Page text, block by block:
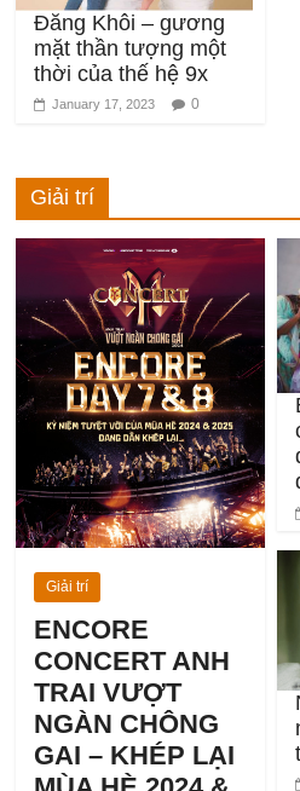
thời của thế hệ 9x
January 17, 2023 0
Giải trí
ENCORE
CONCERT ANH
TRAI VƯỢT
NGÀN CHÔNG
GAI – KHÉP LẠI
MÙA HÈ 2024 &
2025 RỰC RỠ